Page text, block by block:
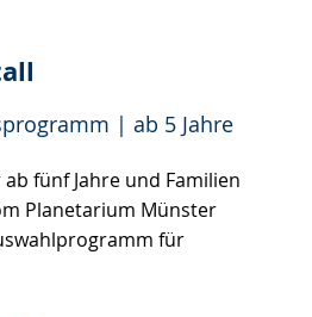
| ab 5 Jahre
fünf Jahre und Familien
Planetarium Münster
für